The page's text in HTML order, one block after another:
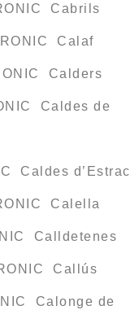
Cabrils
Calaf
Calders
Caldes de
Caldes d’Estrac
Calella
Calldetenes
Callús
Calonge de